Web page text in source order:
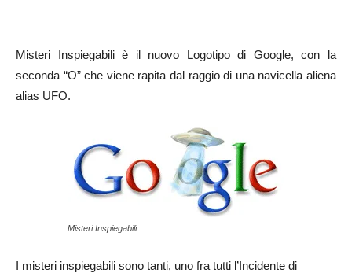
Misteri Inspiegabili è il nuovo Logotipo di Google, con la
seconda “O” che viene rapita dal raggio di una navicella aliena
alias UFO.
Misteri Inspiegabili
I misteri inspiegabili sono tanti, uno fra tutti l’Incidente di